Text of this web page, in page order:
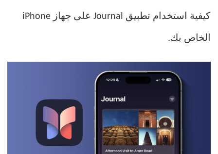
كيفية استخدام تطبيق Journal على جهاز iPhone
الخاص بك.